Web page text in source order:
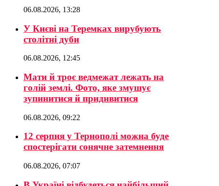
06.08.2026, 13:28
У Києві на Теремках вирубують
столітні дуби
06.08.2026, 12:45
Мати й троє ведмежат лежать на
голій землі. Фото, яке змушує
зупинитися й придивитися
06.08.2026, 09:22
12 серпня у Тернополі можна буде
спостерігати сонячне затемнення
06.08.2026, 07:07